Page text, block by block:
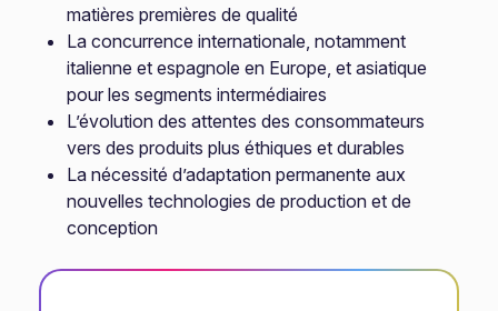
matières premières de qualité
La concurrence internationale, notamment
italienne et espagnole en Europe, et asiatique
pour les segments intermédiaires
L’évolution des attentes des consommateurs
vers des produits plus éthiques et durables
La nécessité d’adaptation permanente aux
nouvelles technologies de production et de
conception